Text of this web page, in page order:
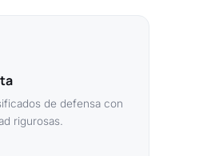
de defensa con
rigurosas.